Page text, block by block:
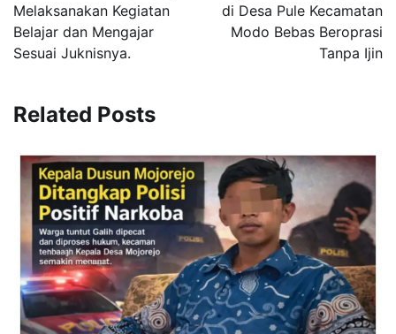
Melaksanakan Kegiatan
Belajar dan Mengajar
Sesuai Juknisnya.
di Desa Pule Kecamatan
Modo Bebas Beroprasi
Tanpa Ijin
Related Posts